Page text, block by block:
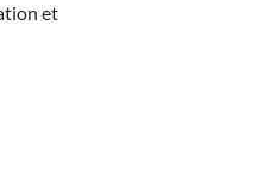
et